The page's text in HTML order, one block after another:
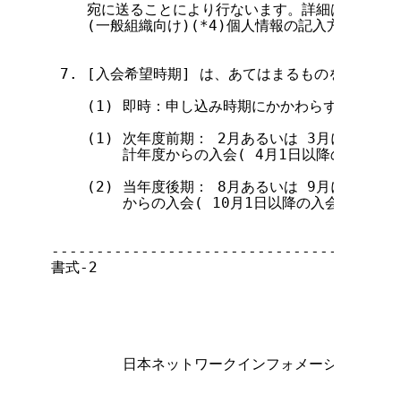
宛に送ることにより行ないます。詳細は、
(一般組織向け)(*4)個人情報の記入方法の項を
7. [入会希望時期] は、あてはまるものを選択して
(1) 即時：申し込み時期にかかわらず、承認次
(1) 次年度前期： 2月あるいは 3月に申し込
計年度からの入会( 4月1日以降の入会 )
(2) 当年度後期： 8月あるいは 9月に申し込
からの入会( 10月1日以降の入会 )を希望
書式-2
日本ネットワークインフォメーションセン